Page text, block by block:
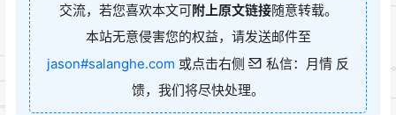
交流，若您喜欢本文可附上原文链接随意转载。
本站无意侵害您的权益，请发送邮件至
jason#salanghe.com 或点击右侧
私信：月情 反
馈，我们将尽快处理。